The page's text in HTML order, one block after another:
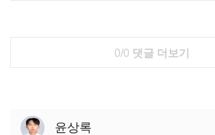
0/0 댓글 더보기
윤상록